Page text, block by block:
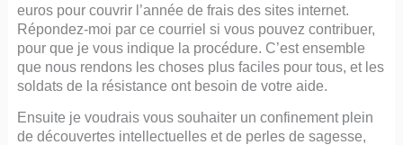
euros pour couvrir l’année de frais des sites internet.
Répondez-moi par ce courriel si vous pouvez contribuer,
pour que je vous indique la procédure. C’est ensemble
que nous rendons les choses plus faciles pour tous, et les
soldats de la résistance ont besoin de votre aide.
Ensuite je voudrais vous souhaiter un confinement plein
de découvertes intellectuelles et de perles de sagesse,